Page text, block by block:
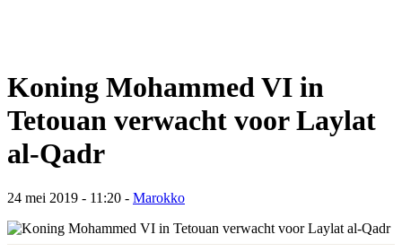
Koning Mohammed VI in
Tetouan verwacht voor Laylat
al-Qadr
24 mei 2019 - 11:20 - Marokko